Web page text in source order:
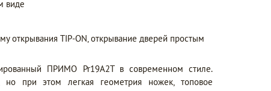
виде
открывания TIP-ON, открывание дверей простым
ПРИМО Pr19A2T в современном стиле.
но при этом легкая геометрия ножек, топовое